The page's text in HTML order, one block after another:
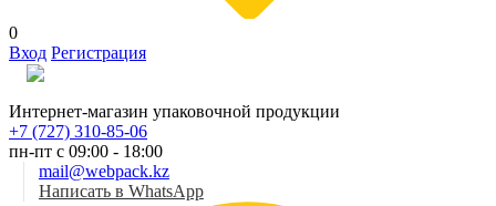
0
Вход Регистрация
Интернет-магазин упаковочной продукции
+7 (727) 310-85-06
пн-пт с 09:00 - 18:00
mail@webpack.kz
Написать в WhatsApp